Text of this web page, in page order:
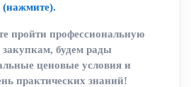
(нажмите).
пройти профессиональную
закупкам, будем рады
ценовые условия и
практических знаний!